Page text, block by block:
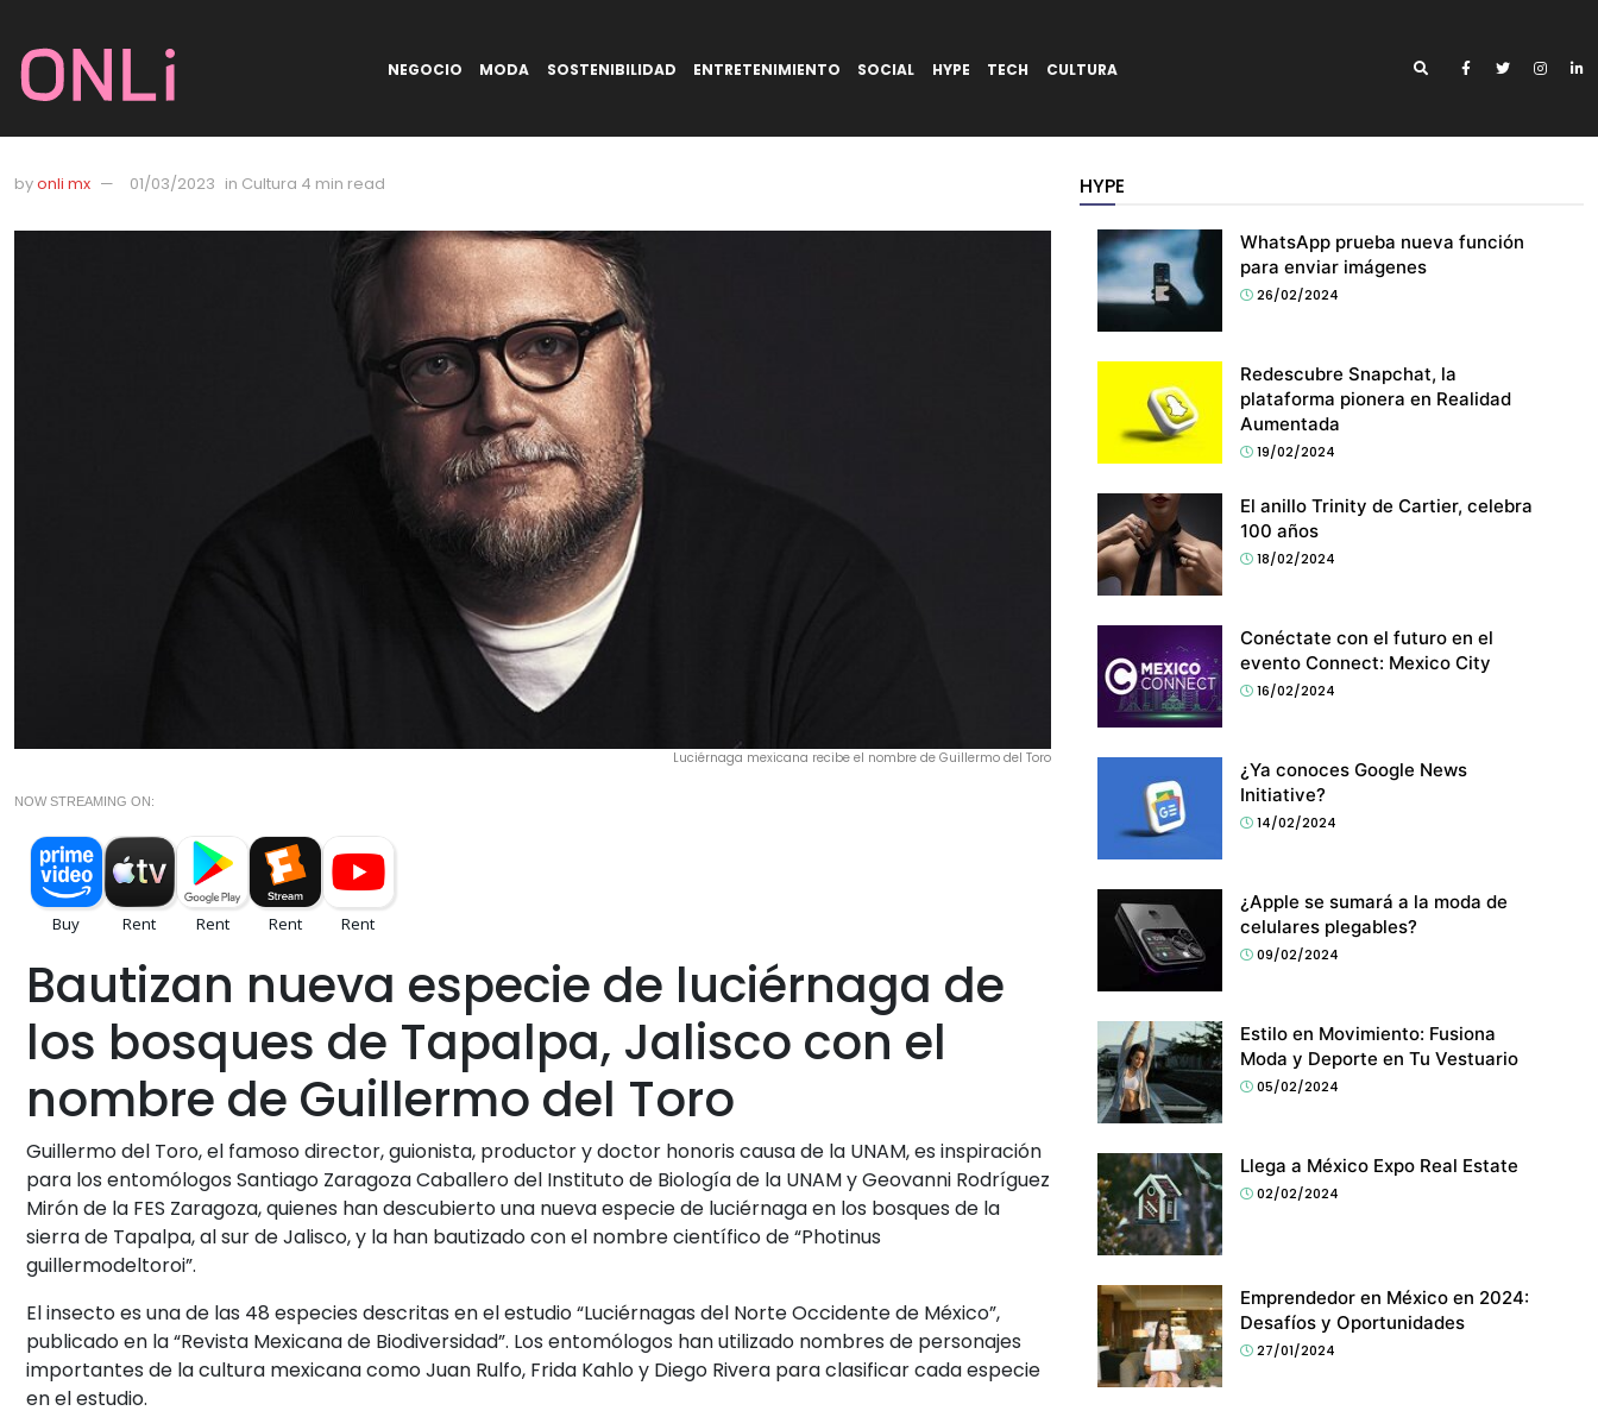
NEGOCIO MODA SOSTENIBILIDAD ENTRETENIMIENTO SOCIAL HYPE TECH CULTURA
byonli mx 01/03/2023 in Cultura 4 min read
Luciérnaga mexicana recibe el nombre de Guillermo del Toro
NOW STREAMING ON:
Bautizan nueva especie de luciérnaga de
los bosques de Tapalpa, Jalisco con el
nombre de Guillermo del Toro
Guillermo del Toro, el famoso director, guionista, productor y doctor honoris causa de la UNAM, es inspiración
para los entomólogos Santiago Zaragoza Caballero del Instituto de Biología de la UNAM y Geovanni Rodríguez
Mirón de la FES Zaragoza, quienes han descubierto una nueva especie de luciérnaga en los bosques de la
sierra de Tapalpa, al sur de Jalisco, y la han bautizado con el nombre científico de “Photinus
guillermodeltoroi”.
El insecto es una de las 48 especies descritas en el estudio “Luciérnagas del Norte Occidente de México”,
publicado en la “Revista Mexicana de Biodiversidad”. Los entomólogos han utilizado nombres de personajes
importantes de la cultura mexicana como Juan Rulfo, Frida Kahlo y Diego Rivera para clasificar cada especie
en el estudio.
HYPE
WhatsApp prueba nueva función
para enviar imágenes
26/02/2024
Redescubre Snapchat, la
plataforma pionera en Realidad
Aumentada
19/02/2024
El anillo Trinity de Cartier, celebra
100 años
18/02/2024
Conéctate con el futuro en el
evento Connect: Mexico City
16/02/2024
¿Ya conoces Google News
Initiative?
14/02/2024
¿Apple se sumará a la moda de
celulares plegables?
09/02/2024
Estilo en Movimiento: Fusiona
Moda y Deporte en Tu Vestuario
05/02/2024
Llega a México Expo Real Estate
02/02/2024
Emprendedor en México en 2024:
Desafíos y Oportunidades
27/01/2024